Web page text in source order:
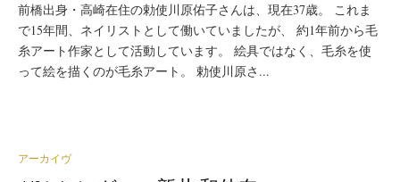
前橋出身・高崎在住の勅使川原佑子さんは、現在37歳。 これま
で15年間、ネイリストとして働いていましたが、 約1年前から毛
糸アート作家として活動しています。 絵具ではなく、毛糸を使
って絵を描くのが毛糸アート。 勅使川原さ...
アーカイヴ